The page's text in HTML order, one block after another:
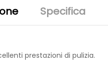
Specifica
prestazioni di pulizia.